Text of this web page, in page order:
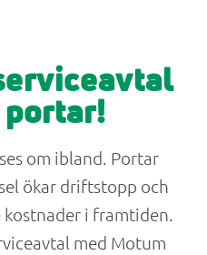
portar!
om ibland. Portar
ökar driftstopp och
i framtiden.
med Motum